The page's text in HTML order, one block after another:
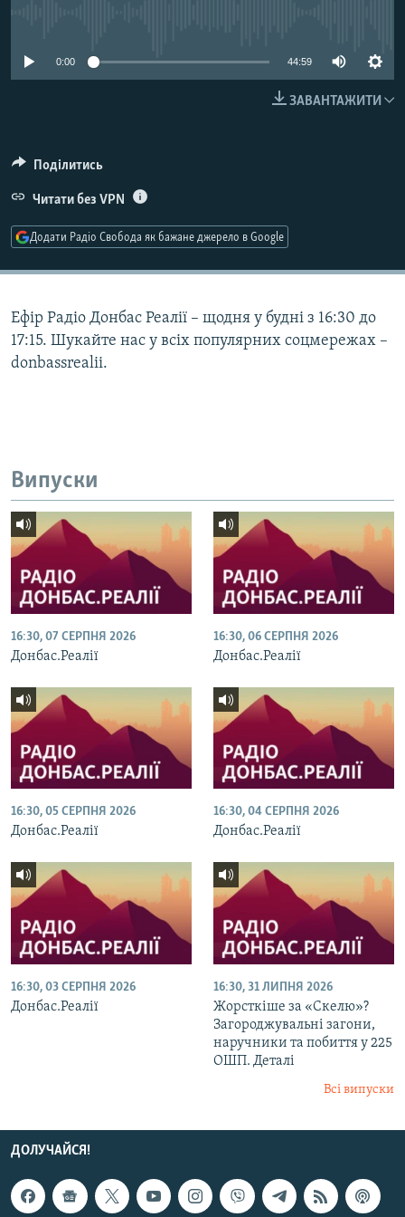
СПЕЦПРОЄКТИ
КРИМ РЕАЛІЇ
КТАТ
0:00 44:59
ЗАВАНТАЖИТИ
Поділитись
Читати без VPN
Додати Радіо Свобода як бажане джерело в Google
Ефір Радіо Донбас Реалії – щодня у будні з 16:30 до
17:15. Шукайте нас у всіх популярних соцмережах –
donbassrealii.
Випуски
16:30, 07 СЕРПНЯ 2026
Донбас.Реалії
16:30, 06 СЕРПНЯ 2026
Донбас.Реалії
16:30, 05 СЕРПНЯ 2026
Донбас.Реалії
16:30, 04 СЕРПНЯ 2026
Донбас.Реалії
16:30, 03 СЕРПНЯ 2026
Донбас.Реалії
16:30, 31 ЛИПНЯ 2026
Жорсткіше за «Скелю»?
Загороджувальні загони,
наручники та побиття у 225
ОШП. Деталі
Всі випуски
ДОЛУЧАЙСЯ!